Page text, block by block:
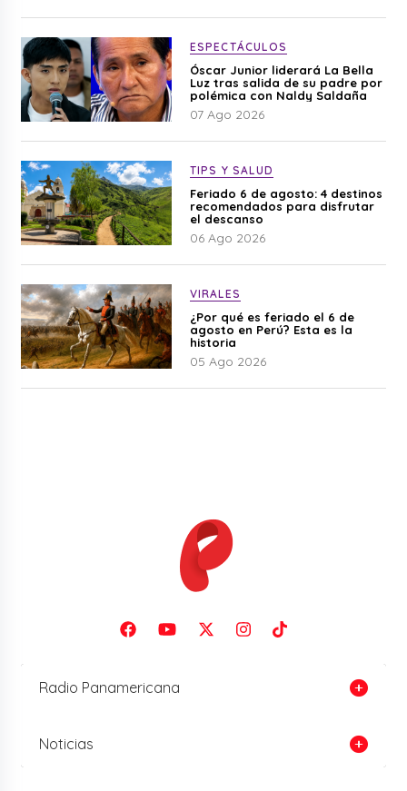
ESPECTÁCULOS
Óscar Junior liderará La Bella
Luz tras salida de su padre por
polémica con Naldy Saldaña
07 Ago 2026
TIPS Y SALUD
Feriado 6 de agosto: 4 destinos
recomendados para disfrutar
el descanso
06 Ago 2026
VIRALES
¿Por qué es feriado el 6 de
agosto en Perú? Esta es la
historia
05 Ago 2026
Radio Panamericana
Noticias